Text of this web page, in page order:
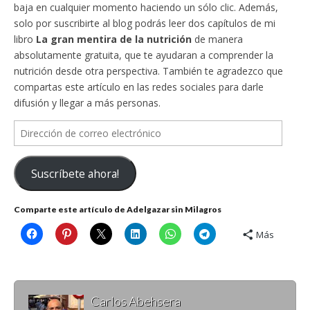
baja en cualquier momento haciendo un sólo clic. Además,
solo por suscribirte al blog podrás leer dos capítulos de mi
libro La gran mentira de la nutrición de manera
absolutamente gratuita, que te ayudaran a comprender la
nutrición desde otra perspectiva. También te agradezco que
compartas este artículo en las redes sociales para darle
difusión y llegar a más personas.
Dirección
de
correo
electrónico
Suscríbete ahora!
Comparte este artículo de Adelgazar sin Milagros
Más
Carlos Abehsera